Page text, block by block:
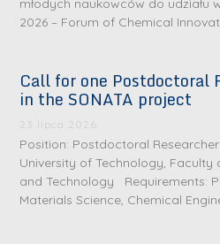
młodych naukowców do udziału
2026 – Forum of Chemical
Call for one Postdoctoral
in the SONATA project
23 lipca 2026
Position: Postdoctoral
University of Technology, Faculty
and Technology Requirements:
Materials Science, Chemical